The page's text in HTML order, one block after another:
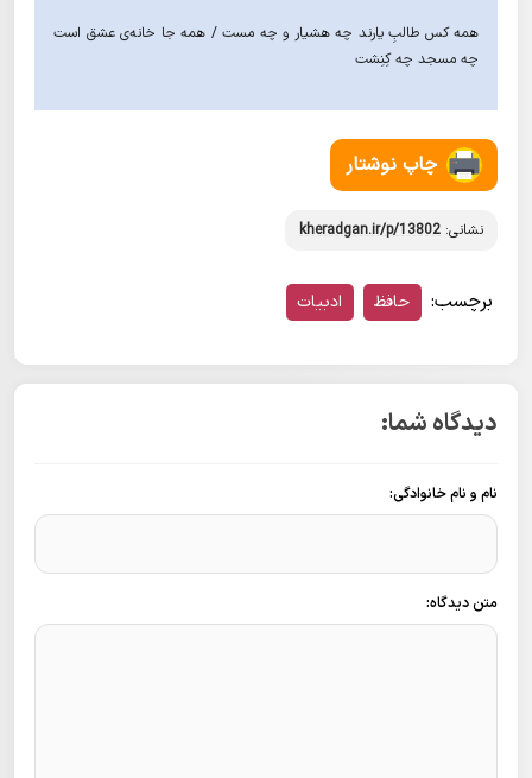
همه کس طالبِ یارند چه هشیار و چه مست / همه جا خانه‌ی عشق است
چه مسجد چه کِنِشت
چاپ نوشتار
نشانی: kheradgan.ir/p/13802
برچسب: حافظ ادبیات
دیدگاه شما:
نام و نام خانوادگی:
متن دیدگاه: